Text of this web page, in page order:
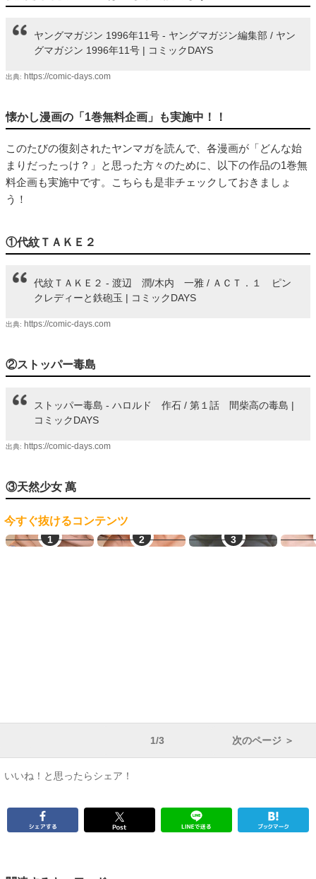
ヤングマガジン 1996年11号 - ヤングマガジン編集部 / ヤン
グマガジン 1996年11号 | コミックDAYS
出典: https://comic-days.com
懐かし漫画の「1巻無料企画」も実施中！！
このたびの復刻されたヤンマガを読んで、各漫画が「どんな始
まりだったっけ？」と思った方々のために、以下の作品の1巻無
料企画も実施中です。こちらも是非チェックしておきましょ
う！
①代紋ＴＡＫＥ２
代紋ＴＡＫＥ２ - 渡辺 潤/木内 一雅 / ＡＣＴ．１ ピン
クレディーと鉄砲玉 | コミックDAYS
出典: https://comic-days.com
②ストッパー毒島
ストッパー毒島 - ハロルド 作石 / 第１話 間柴高の毒島 |
コミックDAYS
出典: https://comic-days.com
③天然少女 萬
今すぐ抜けるコンテンツ
LINEセフレ 学生とヤレる 生オナ配信 オ
1/3 次のページ ＞
いいね！と思ったらシェア！